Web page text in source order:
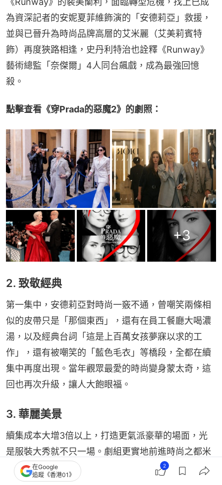
為資深記者的安妮夏菲維飾演的「安德莉亞」救援，
並與已晉升為時尚品牌高層的艾米麗（艾美莉賓特
飾）再度狹路相逢，史丹利特治也詮釋《Runway》
藝術總監「奈傑爾」4人同台飆戲，成為最強回憶
殺。
點擊查看《穿Prada的惡魔2》的劇照：
+3
2. 致敬經典
第一集中，安德莉亞對時尚一竅不通，曾嘲笑兩條相
似的皮帶只是「那個東西」，還有在員工餐廳大喝濃
湯，以及經典台詞「這是上百萬女孩夢寐以求的工
作」，還有被嘲笑的「藍色毛衣」等橋段，全都在續
集中再度出現。當年觀眾最愛的時尚變身蒙太奇，這
回也再次升級，讓人大飽眼福。
3. 華麗美景
續集成本大增3倍以上，打造更氣派豪華的場面，光
是服裝大秀就不只一場。劇組更實地前進時尚之都米
蘭拍攝，將《最後的晚餐》壁畫、米蘭主教座堂、埃
在Google
追蹤《香港01》
2